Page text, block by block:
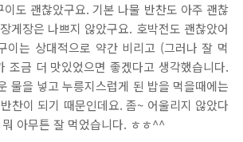
도 괜찮았구요. 기본 나물 반찬도 아주 괜찮
게장은 나쁘지 않았구요. 호박전도 괜찮았어
이는 상대적으로 약간 비리고 (그러나 잘 먹
조금 더 맛있었으면 좋겠다고 생각했습니다.
물을 넣고 누릉지스럽게 된 밥을 먹을때에는
찬이 되기 때문인데요. 좀~ 어울리지 않았다
아무튼 잘 먹었습니다. ㅎㅎ^^